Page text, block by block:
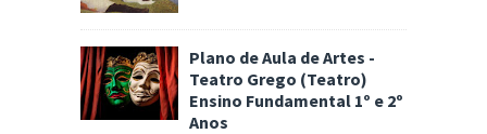
Plano de Aula de Artes -
Teatro Grego (Teatro)
Ensino Fundamental 1º e 2º
Anos